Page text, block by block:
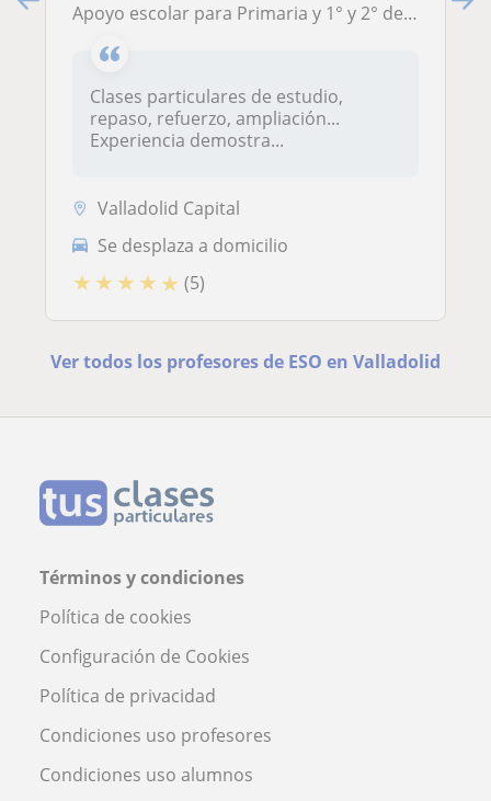
Apoyo escolar para Primaria y 1° y 2° de ESO. ZONA VILLA DE PRADO
Clases particulares de estudio,
repaso, refuerzo, ampliación...
Experiencia demostra...
Valladolid Capital
Se desplaza a domicilio
★ ★ ★ ★ ★ (5)
Ver todos los profesores de ESO en Valladolid
Términos y condiciones
Política de cookies
Configuración de Cookies
Política de privacidad
Condiciones uso profesores
Condiciones uso alumnos